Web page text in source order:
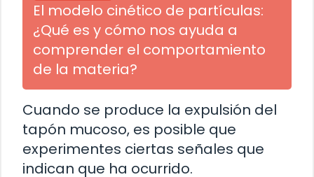
El modelo cinético de partículas:
¿Qué es y cómo nos ayuda a
comprender el comportamiento
de la materia?
Cuando se produce la expulsión del
tapón mucoso, es posible que
experimentes ciertas señales que
indican que ha ocurrido.